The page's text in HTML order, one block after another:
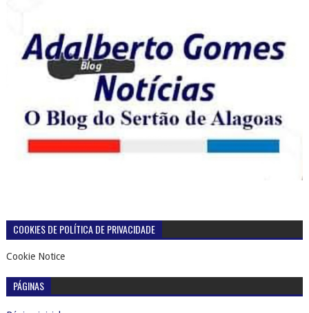
COOKIES DE POLÍTICA DE PRIVACIDADE
Cookie Notice
PÁGINAS